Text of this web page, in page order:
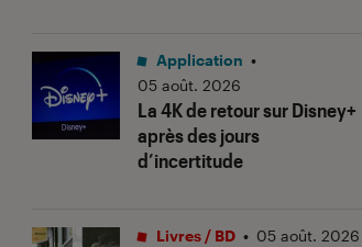
La 4K de retour sur Disney+
après des jours
d’incertitude
Application •
05 août. 2026
Livres / BD • 05 août. 2026